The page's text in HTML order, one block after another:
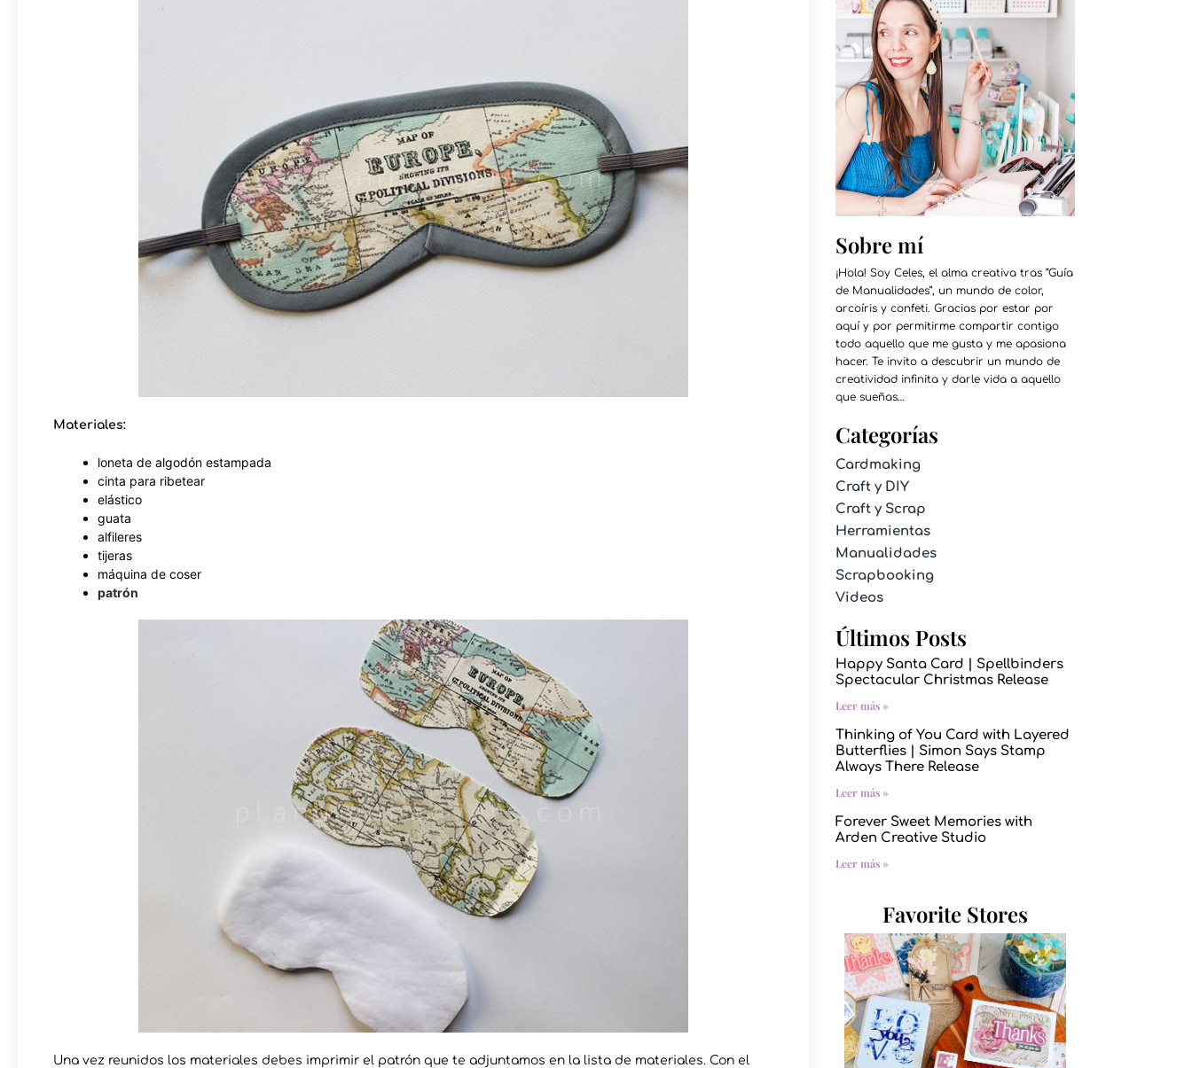
Materiales:
loneta de algodón estampada
cinta para ribetear
elástico
guata
alfileres
tijeras
máquina de coser
patrón
Una vez reunidos los materiales debes imprimir el patrón que te adjuntamos en la lista de materiales. Con el
Sobre mí
¡Hola! Soy Celes, el alma creativa tras “Guía
de Manualidades”, un mundo de color,
arcoíris y confeti. Gracias por estar por
aquí y por permitirme compartir contigo
todo aquello que me gusta y me apasiona
hacer. Te invito a descubrir un mundo de
creatividad infinita y darle vida a aquello
que sueñas…
Categorías
Cardmaking
Craft y DIY
Craft y Scrap
Herramientas
Manualidades
Scrapbooking
Videos
Últimos Posts
Happy Santa Card | Spellbinders
Spectacular Christmas Release
Leer más »
Thinking of You Card with Layered
Butterflies | Simon Says Stamp
Always There Release
Leer más »
Forever Sweet Memories with
Arden Creative Studio
Leer más »
Favorite Stores